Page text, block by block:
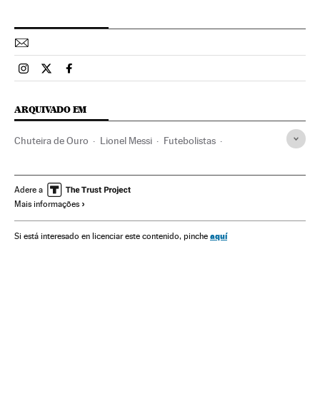
Esportes El País Brasil en Instagram
Esportes El País Brasil en Twitter
Esportes El País Brasil en Facebook
ARQUIVADO EM
Chuteira de Ouro Lionel Messi Futebolistas
Futebol Times esportes
Adere a
Mais informações
Si está interesado en licenciar este contenido, pinche aquí